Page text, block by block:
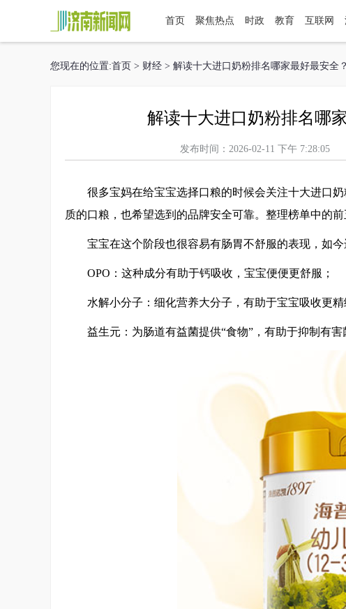
首页 聚焦热点 时政 教育 互联网
您现在的位置:首页 > 财经 > 解读十大进口奶粉排名哪家最好最安全
解读十大进口奶粉排名哪
发布时间：2026-02-11 下午
很多宝妈在给宝宝选择口粮的时候会关注十大进口
质的口粮，也希望选到的品牌安全可靠。整理榜单中的
宝宝在这个阶段也很容易有肠胃不舒服的表现，如
OPO：这种成分有助于钙吸收，宝宝便便更舒服；
水解小分子：细化营养大分子，有助于宝宝吸收更精
益生元：为肠道有益菌提供“食物”，有助于抑制有害